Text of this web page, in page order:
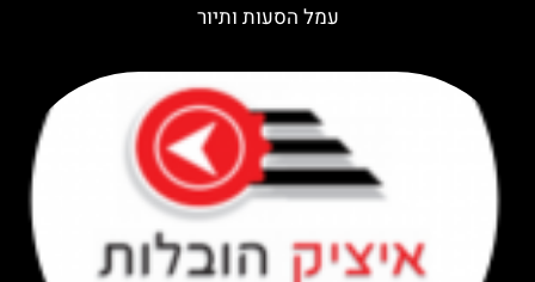
עמל הסעות ותיור